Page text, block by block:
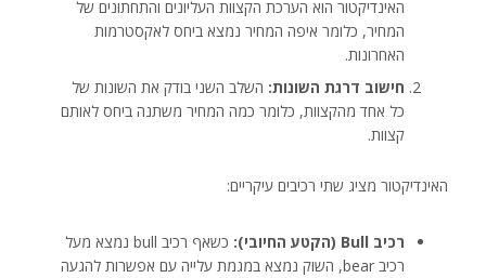
האינדיקטור הוא הערכת הקצוות העליונים והתחתונים של
המחיר, כלומר איפה המחיר נמצא ביחס לאקסטרמות
האחרונות.
חישוב דרגת השונות: השלב השני בודק את השונות של
כל אחד מהקצוות, כלומר כמה המחיר משתנה ביחס לאותם
קצוות.
האינדיקטור מציג שתי רכיבים עיקריים:
רכיב Bull (הקטע החיובי):
כשאף רכיב bull נמצא מעל
רכיב bear, השוק נמצא במגמת עלייה עם אפשרות להגעה